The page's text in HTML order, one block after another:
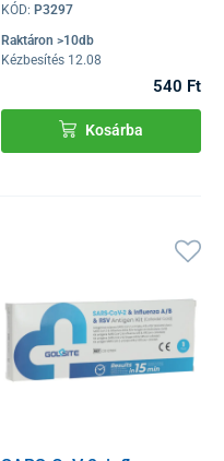
KÓD:P3297
Raktáron >10db
Kézbesítés 12.08
540 Ft
Kosárba